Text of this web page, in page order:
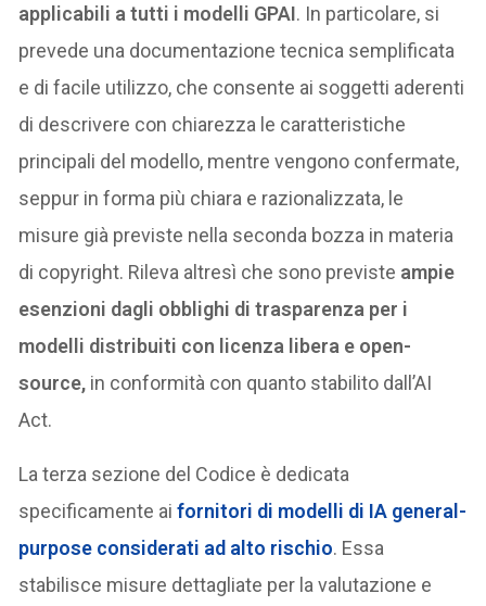
applicabili a tutti i modelli GPAI. In particolare, si
prevede una documentazione tecnica semplificata
e di facile utilizzo, che consente ai soggetti aderenti
di descrivere con chiarezza le caratteristiche
principali del modello, mentre vengono confermate,
seppur in forma più chiara e razionalizzata, le
misure già previste nella seconda bozza in materia
di copyright. Rileva altresì che sono previste ampie
esenzioni dagli obblighi di trasparenza per i
modelli distribuiti con licenza libera e open-
source, in conformità con quanto stabilito dall’AI
Act.
La terza sezione del Codice è dedicata
specificamente aifornitori di modelli di IA general-
purpose considerati ad alto rischio. Essa
stabilisce misure dettagliate per la valutazione e